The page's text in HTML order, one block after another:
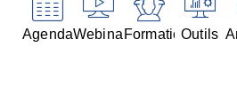
AgendaWebinairesFormationsOutils